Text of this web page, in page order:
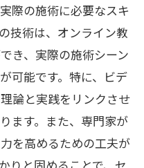
めの工夫
ルの実践法
率的に新しい技術を
めの通信講座活用
学べる最新テクニ
際の施術に必要なスキ
技術は、オンライン教
き、実際の施術シーン
可能です。特に、ビデ
論と実践をリンクさせ
ます。また、専門家が
を高めるための工夫が